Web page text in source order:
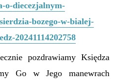
o-diecezjalnym-
bozego-w-bialej-
20241114202758
pozdrawiamy Księdza
Go w Jego manewrach